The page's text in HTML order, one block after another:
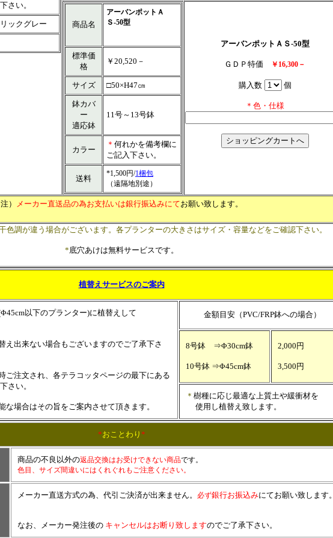
さい。
ックグレー 商品名
アーバンポットＡ
Ｓ-50型
標準価
格
￥20,520－
サイズ □50×H47㎝
鉢カバ
ー
適応鉢
11号～13号鉢
カラー
＊ 何れかを備考欄に
ご記入下さい。
送料
*1,500円/1梱包
（遠隔地別途）
アーバンポットＡＳ-50型
ＧＤＰ特価 ￥16,300－
購入数 個
＊色・仕様
注） メーカー直送品の為お支払いは銀行振込みにてお願い致します。
色調が違う場合がございます。各プランターの大きさはサイズ・容量などをご確認下さい。
*底穴あけは無料サービスです。
植替えサービスのご案内
以下のプランター)に植替えして
え出来ない場合もございますのでご了承下さ
ご注文され、各テラコッタページの最下にある
さい。
な場合はその旨をご案内させて頂きます。
金額目安（PVC/FRP鉢への場合）
8号鉢 ⇒Φ30cm鉢
10号鉢 ⇒Φ45cm鉢
2,000円
3,500円
＊ 樹種に応じ最適な上質土や緩衝材を
使用し植替え致します。
*おことわり *
商品の不良以外の返品交換はお受けできない商品です。
色目、サイズ間違いにはくれぐれもご注意ください。
メーカー直送方式の為、代引ご決済が出来ません。 必ず銀行お振込みにてお願い致します。
なお、メーカー発注後の キャンセルはお断り致しますのでご了承下さい。